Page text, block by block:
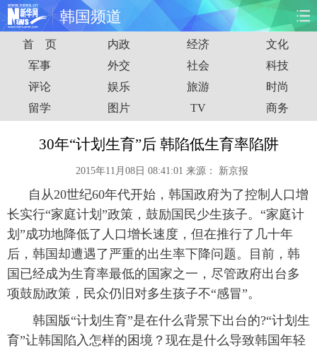
韩国频道
首页 时政 国际 财经
娱乐 体育 人事 教育
时尚 思客 地方 法治
科技 能源 房产 公司
图片 视频 彩票 食品
旅游 健康 信息化 数据
金融 公益
富媒体 摄影 新华广播
首 页 内政 经济
文化
军事
外交 社会
科技
评论
娱乐 旅游
时尚
留学
图片 TV 商务
30年“计划生育”后 韩陷低生育率陷阱
2015年11月08日 08:41:01 来源： 新京报
自从20世纪60年代开始，韩国政府为了控制人口增
长实行“家庭计划”政策，鼓励国民少生孩子。“家庭计
划”成功地降低了人口增长速度，但在推行了几十年
后，韩国却遭遇了严重的出生率下降问题。目前，韩
国已经成为生育率最低的国家之一，尽管政府出台多
项鼓励政策，民众仍旧对多生孩子不“感冒”。
韩国版“计划生育”是在什么背景下出台的?“计划生
育”让韩国陷入怎样的困境？现在是什么导致韩国年轻